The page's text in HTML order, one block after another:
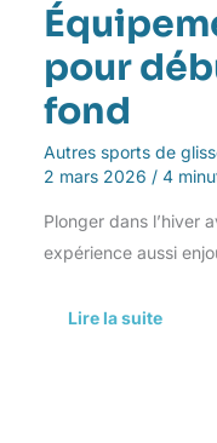
pour
fond
Autres sports de
2 mars 2026 / 4
Plonger dans l’hiver
expérience aussi
Lire la suite